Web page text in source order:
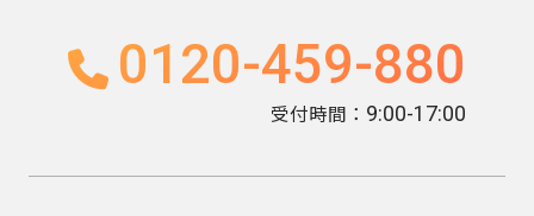
0120-459-880
受付時間： 9:00-17:00